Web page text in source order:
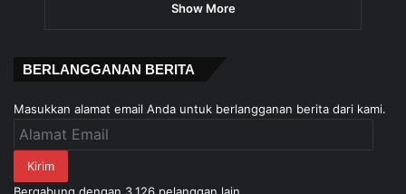
Show More
BERLANGGANAN BERITA
Masukkan alamat email Anda untuk berlangganan berita dari kami.
Alamat
Kirim
Bergabung dengan 3,126 pelanggan lain